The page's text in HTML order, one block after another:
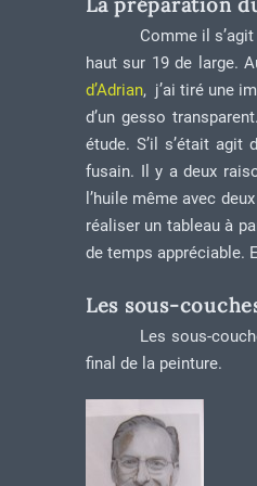
Comme il
haut sur 19 de large.
d’Adrian, j’ai tiré une
d’un gesso
étude. S’il s’était agit
fusain. Il y a deux
l’huile même avec
réaliser un tableau à
de temps appréciable.
Les sous-
Les sous-
final de la peinture.